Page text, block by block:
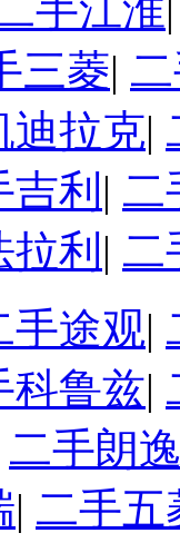
手江淮
三菱|
迪拉克|
利 | 二
利 | 二
手途观|
科鲁兹|
二手朗
| 二手五